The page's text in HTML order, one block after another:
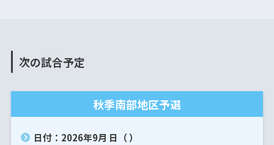
次の試合予定
秋季南部地区予選
日付：2026年9月 日（ ）